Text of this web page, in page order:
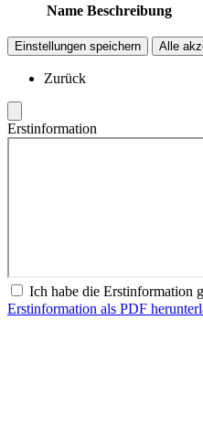
Name Beschreibung
Einstellungen speichern Alle
Zurück
Erstinformation
Ich habe die Erstinformation
Erstinformation als PDF